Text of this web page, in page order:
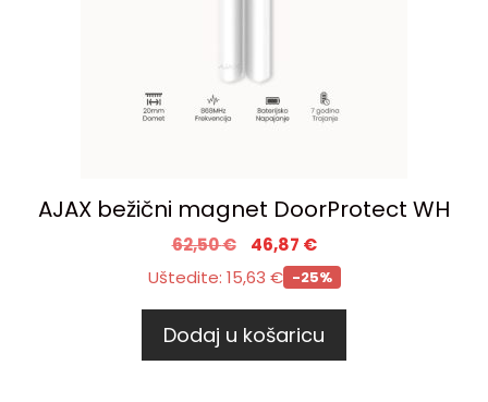
AJAX bežični magnet DoorProtect WH
62,50€ 46,87 €
Uštedite: 15,63 € -25%
Dodaj u košaricu